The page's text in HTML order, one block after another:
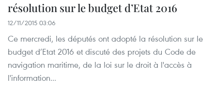
résolution sur le budget d’Etat 2016
12/11/2015 03:06
Ce mercredi, les députés ont adopté la résolution sur le
budget d’Etat 2016 et discuté des projets du Code de
navigation maritime, de la loi sur le droit à l'accès à
l'information...